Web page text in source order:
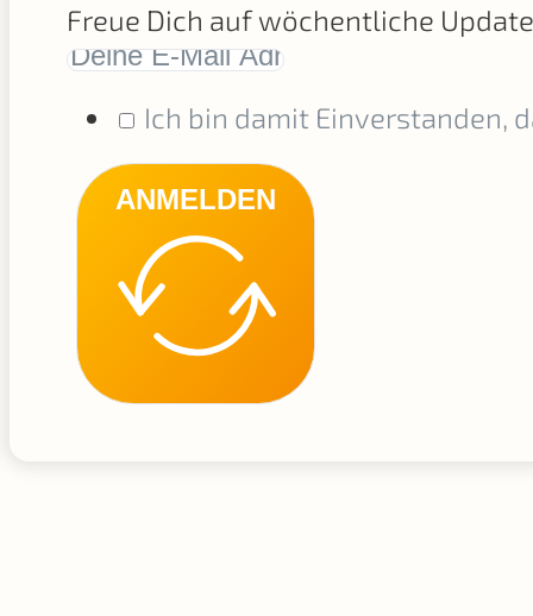
Freue Dich auf wöchentliche
Ich bin damit Einverstanden,
ANMELDEN